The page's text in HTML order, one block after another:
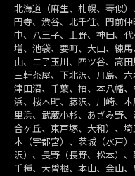
北海道（麻生、札幌、琴似
円寺、渋谷、北千住、門前
中、八王子、上野、神田、
増、池袋、要町、大山、練
山、二子玉川、四ツ谷、高
三軒茶屋、下北沢、月島、
津田沼、千葉、柏、本八幡
浜、桜木町、藤沢、川崎、
里浜、武蔵小杉、あざみ野
合ヶ丘、東戸塚、大和）、
木（宇都宮）、茨城（水戸
沢）、長野（長野、松本）
千種、大曽根、本山、金山